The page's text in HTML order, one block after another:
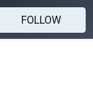
FOLLOW